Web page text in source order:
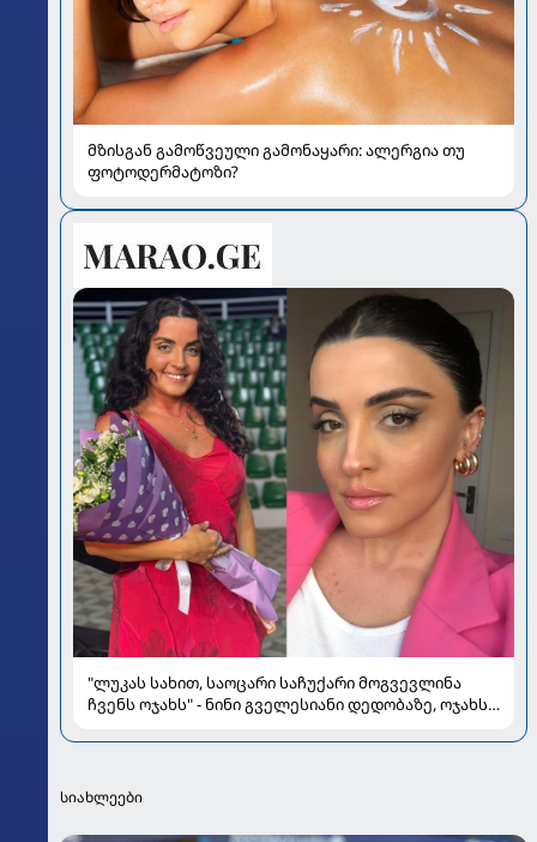
მზისგან გამოწვეული გამონაყარი: ალერგია თუ
ფოტოდერმატოზი?
"ლუკას სახით, საოცარი საჩუქარი მოგვევლინა
ჩვენს ოჯახს" - ნინი გველესიანი დედობაზე, ოჯახსა
სიახლეები